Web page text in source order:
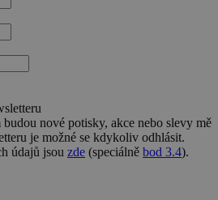
nové potisky, akce nebo slevy mě
je možné se kdykoliv odhlásit.
údajů jsou zde (speciálně bod 3.4).